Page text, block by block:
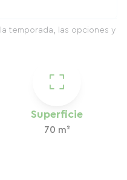
Superficie
70 m²
temporada, las opciones y